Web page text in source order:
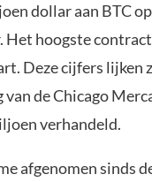
dollar aan BTC
Het hoogste
Deze cijfers lijken
de Chicago
verhandeld.
afgenomen sinds